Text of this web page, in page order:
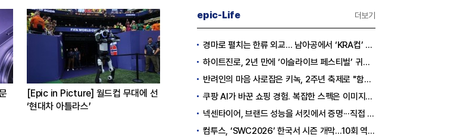
[Epic in Picture] 월드컵 무대에 선
‘현대차 아틀라스’
[사건의 재구성] LG화학
[심층분석] 삼각파고에 휩싸인 카카
탈출구는?
epic-Life 더보기
경마로 펼치는 한류 외교… 남아공에서 ‘KRA컵’ 개최하는 한국마사회
하이트진로, 2년 만에 ‘이슬라이브 페스티벌’ 귀환…25,000명 규모 대확장
반려인의 마음 사로잡은 키녹, 2주년 축제로 "함께하는 즐거움"을 선물하다
쿠팡 AI가 바꾼 쇼핑 경험. 복잡한 스펙은 이미지로, 수백 개 리뷰는 한눈에…
넥센타이어, 브랜드 성능을 서킷에서 증명···직접 체험하는 고객 참여형 마케팅 확대
컴투스, ‘SWC2026’ 한국서 시즌 개막…10회 역사를 이어갈 챔피언은 누가 될까